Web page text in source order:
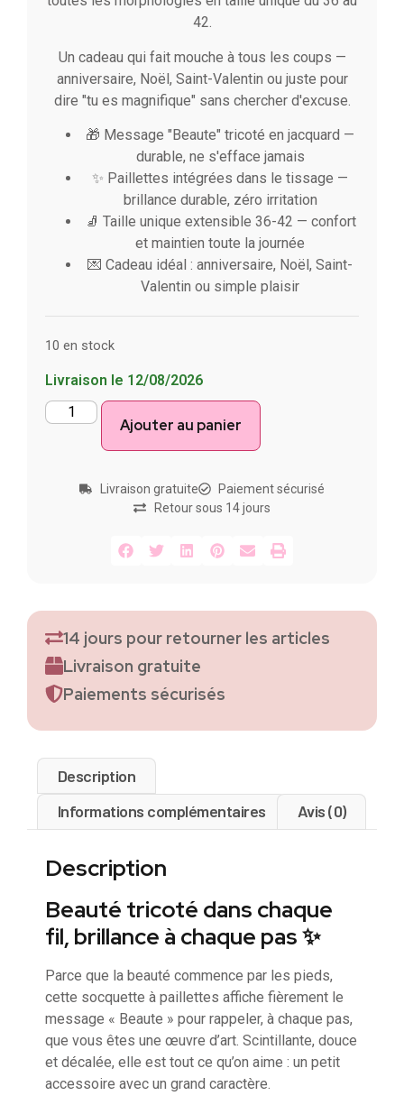
42.
Un cadeau qui fait mouche à tous les coups —
anniversaire, Noël, Saint-Valentin ou juste pour
dire "tu es magnifique" sans chercher d'excuse.
🎁 Message "Beaute" tricoté en jacquard —
durable, ne s'efface jamais
✨ Paillettes intégrées dans le tissage —
brillance durable, zéro irritation
🧦 Taille unique extensible 36-42 — confort
et maintien toute la journée
💌 Cadeau idéal : anniversaire, Noël, Saint-
Valentin ou simple plaisir
10 en stock
Livraison le 12/08/2026
Ajouter au panier
Livraison gratuite
Paiement sécurisé
Retour sous 14 jours
14 jours pour retourner les articles
Livraison gratuite
Paiements sécurisés
Description
Informations complémentaires
Avis (0)
Description
Beauté tricoté dans chaque
fil, brillance à chaque pas ✨
Parce que la beauté commence par les pieds,
cette socquette à paillettes affiche fièrement le
message « Beaute » pour rappeler, à chaque pas,
que vous êtes une œuvre d’art. Scintillante, douce
et décalée, elle est tout ce qu’on aime : un petit
accessoire avec un grand caractère.